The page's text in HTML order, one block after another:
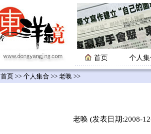
首页 个人
首页 >> 个人集合 >> 老唤 >>
老唤 (发表日期:2008-